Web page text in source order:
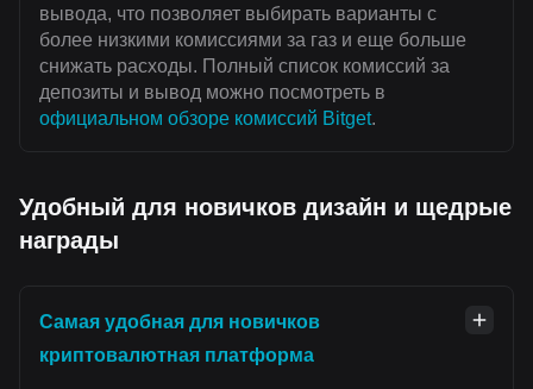
вывода, что позволяет выбирать варианты с
более низкими комиссиями за газ и еще больше
снижать расходы. Полный список комиссий за
депозиты и вывод можно посмотреть в
официальном обзоре комиссий Bitget.
Удобный для новичков дизайн и щедрые
награды
Самая удобная для новичков
криптовалютная платформа